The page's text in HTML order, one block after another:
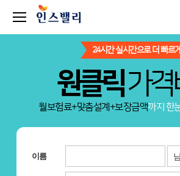
24시간 실시간으로 더 빠르게
원클릭가격
월보험료+맞춤설계+보장금액까지 한
이름